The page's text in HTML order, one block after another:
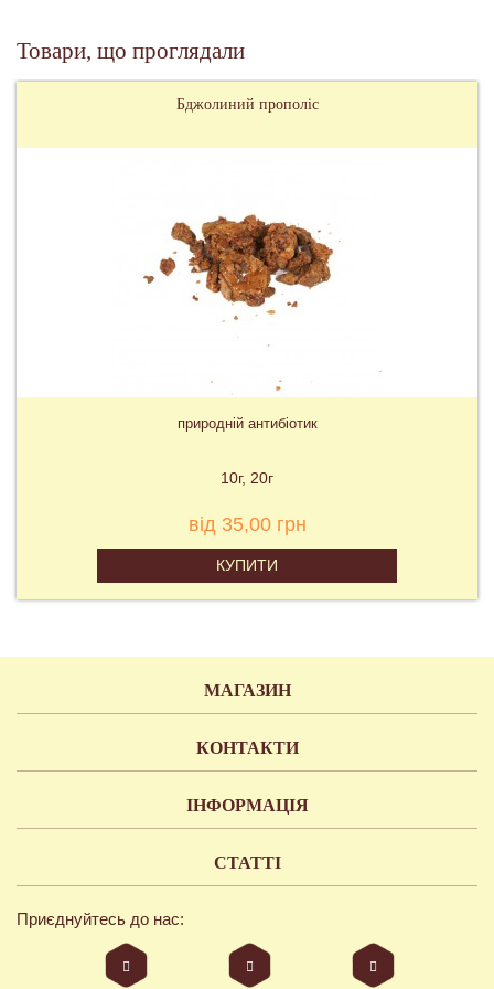
Товари, що проглядали
Бджолиний прополіс
природній антибіотик
10г 20г
від 35,00 грн
КУПИТИ
МАГАЗИН
КОНТАКТИ
ІНФОРМАЦІЯ
СТАТТІ
Приєднуйтесь до нас: